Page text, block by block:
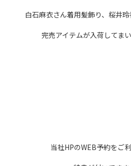
白石麻衣さん着用髪飾り、桜井
完売アイテムが入荷してま
当社HPのWEB予約をご